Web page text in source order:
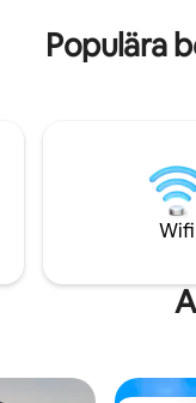
till en
Populära
Wifi